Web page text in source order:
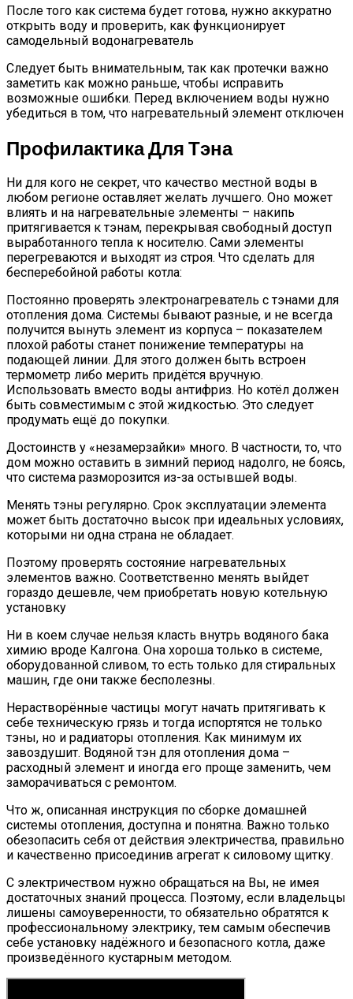
После того как система будет готова, нужно аккуратно
открыть воду и проверить, как функционирует
самодельный водонагреватель
Следует быть внимательным, так как протечки важно
заметить как можно раньше, чтобы исправить
возможные ошибки. Перед включением воды нужно
убедиться в том, что нагревательный элемент отключен
Профилактика Для Тэна
Ни для кого не секрет, что качество местной воды в
любом регионе оставляет желать лучшего. Оно может
влиять и на нагревательные элементы – накипь
притягивается к тэнам, перекрывая свободный доступ
выработанного тепла к носителю. Сами элементы
перегреваются и выходят из строя. Что сделать для
бесперебойной работы котла:
Постоянно проверять электронагреватель с тэнами для
отопления дома. Системы бывают разные, и не всегда
получится вынуть элемент из корпуса – показателем
плохой работы станет понижение температуры на
подающей линии. Для этого должен быть встроен
термометр либо мерить придётся вручную.
Использовать вместо воды антифриз. Но котёл должен
быть совместимым с этой жидкостью. Это следует
продумать ещё до покупки.
Достоинств у «незамерзайки» много. В частности, то, что
дом можно оставить в зимний период надолго, не боясь,
что система разморозится из-за остывшей воды.
Менять тэны регулярно. Срок эксплуатации элемента
может быть достаточно высок при идеальных условиях,
которыми ни одна страна не обладает.
Поэтому проверять состояние нагревательных
элементов важно. Соответственно менять выйдет
гораздо дешевле, чем приобретать новую котельную
установку
Ни в коем случае нельзя класть внутрь водяного бака
химию вроде Калгона. Она хороша только в системе,
оборудованной сливом, то есть только для стиральных
машин, где они также бесполезны.
Нерастворённые частицы могут начать притягивать к
себе техническую грязь и тогда испортятся не только
тэны, но и радиаторы отопления. Как минимум их
завоздушит. Водяной тэн для отопления дома –
расходный элемент и иногда его проще заменить, чем
заморачиваться с ремонтом.
Что ж, описанная инструкция по сборке домашней
системы отопления, доступна и понятна. Важно только
обезопасить себя от действия электричества, правильно
и качественно присоединив агрегат к силовому щитку.
С электричеством нужно обращаться на Вы, не имея
достаточных знаний процесса. Поэтому, если владельцы
лишены самоуверенности, то обязательно обратятся к
профессиональному электрику, тем самым обеспечив
себе установку надёжного и безопасного котла, даже
произведённого кустарным методом.